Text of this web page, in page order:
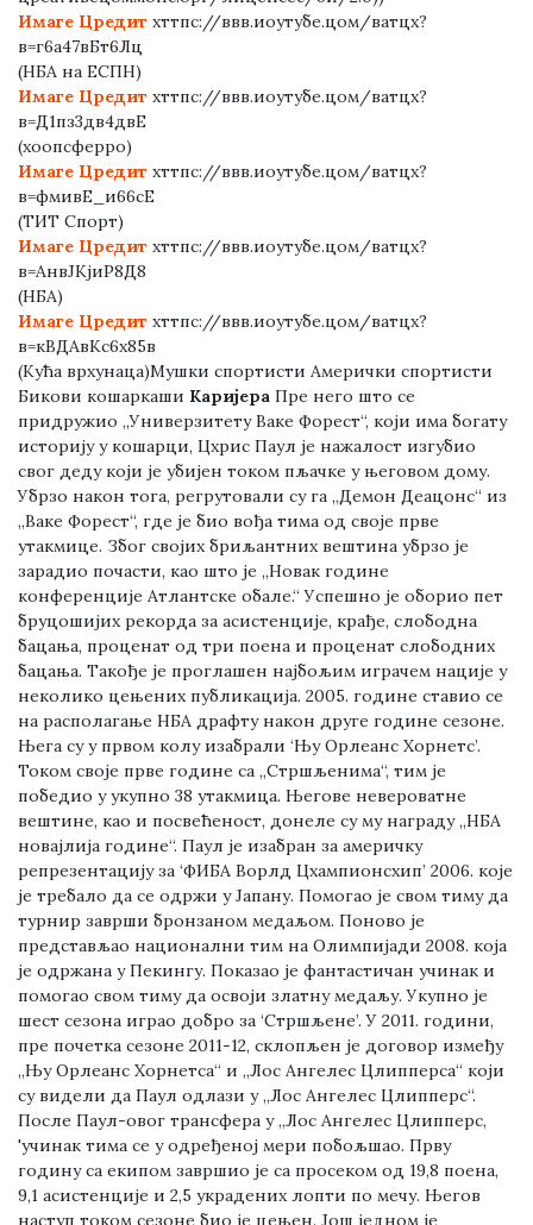
Имаге Цредит хттпс://ввв.иоутубе.цом/ватцх?
в=г6а47вБт6Лц
(НБА на ЕСПН)
Имаге Цредит хттпс://ввв.иоутубе.цом/ватцх?
в=Д1пз3дв4двЕ
(хоопсферро)
Имаге Цредит хттпс://ввв.иоутубе.цом/ватцх?
в=фмивЕ_и66сЕ
(ТИТ Спорт)
Имаге Цредит хттпс://ввв.иоутубе.цом/ватцх?
в=АнвЈКјиР8Д8
(НБА)
Имаге Цредит хттпс://ввв.иоутубе.цом/ватцх?
в=кВДАвКс6х85в
(Кућа врхунаца)Мушки спортисти Амерички спортисти
Бикови кошаркаши Каријера Пре него што се
придружио „Универзитету Ваке Форест“, који има богату
историју у кошарци, Цхрис Паул је нажалост изгубио
свог деду који је убијен током пљачке у његовом дому.
Убрзо након тога, регрутовали су га „Демон Деацонс“ из
„Ваке Форест“, где је био вођа тима од своје прве
утакмице. Због својих бриљантних вештина убрзо је
зарадио почасти, као што је „Новак године
конференције Атлантске обале.“ Успешно је оборио пет
бруцошијих рекорда за асистенције, крађе, слободна
бацања, проценат од три поена и проценат слободних
бацања. Такође је проглашен најбољим играчем нације у
неколико цењених публикација. 2005. године ставио се
на располагање НБА драфту након друге године сезоне.
Њега су у првом колу изабрали ‘Њу Орлеанс Хорнетс’.
Током своје прве године са „Стршљенима“, тим је
победио у укупно 38 утакмица. Његове невероватне
вештине, као и посвећеност, донеле су му награду „НБА
новајлија године“. Паул је изабран за америчку
репрезентацију за ‘ФИБА Ворлд Цхампионсхип’ 2006. које
је требало да се одржи у Јапану. Помогао је свом тиму да
турнир заврши бронзаном медаљом. Поново је
представљао национални тим на Олимпијади 2008. која
је одржана у Пекингу. Показао је фантастичан учинак и
помогао свом тиму да освоји златну медаљу. Укупно је
шест сезона играо добро за ‘Стршљене’. У 2011. години,
пре почетка сезоне 2011-12, склопљен је договор између
„Њу Орлеанс Хорнетса“ и „Лос Ангелес Цлипперса“ који
су видели да Паул одлази у „Лос Ангелес Цлипперс“.
После Паул-овог трансфера у „Лос Ангелес Цлипперс,
'учинак тима се у одређеној мери побољшао. Прву
годину са екипом завршио је са просеком од 19,8 поена,
9,1 асистенције и 2,5 украдених лопти по мечу. Његов
наступ током сезоне био је цењен. Још једном је